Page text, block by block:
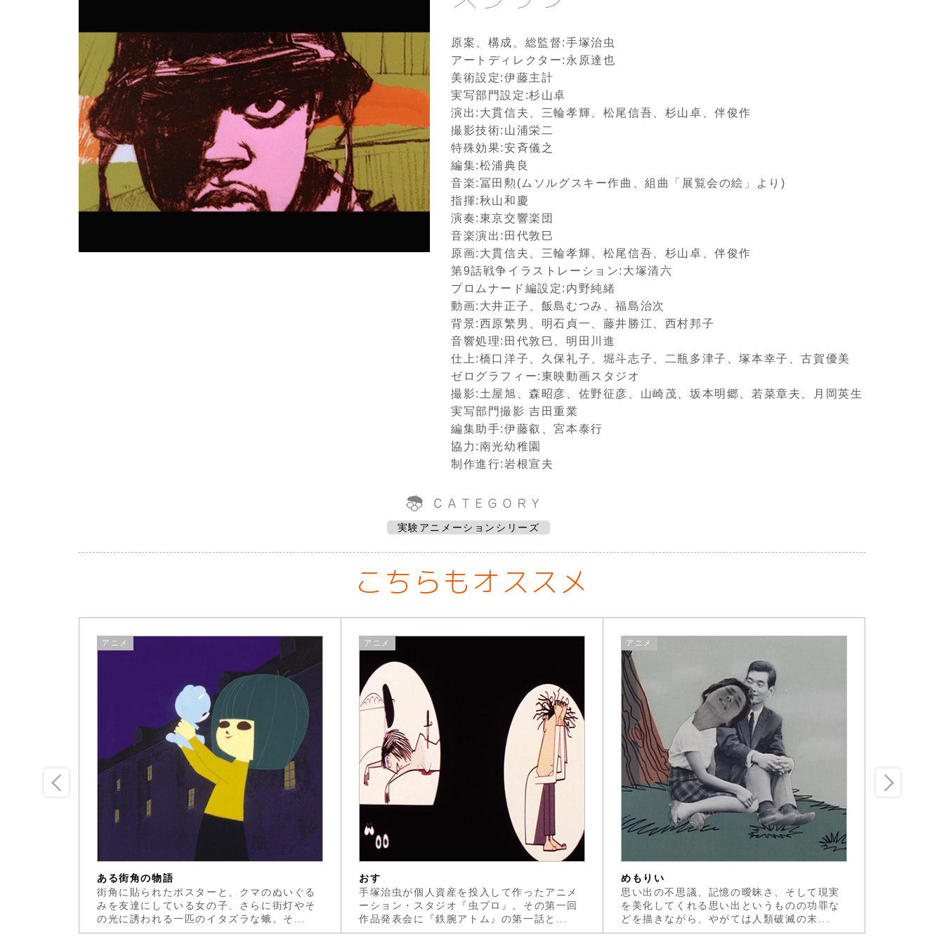
原案、構成、総監督:手塚治虫
アートディレクター:永原達也
美術設定:伊藤主計
実写部門設定:杉山卓
演出:大貫信夫、三輪孝輝、松尾信吾、杉山卓、伴俊作
撮影技術:山浦栄二
特殊効果:安斉儀之
編集:松浦典良
音楽:冨田勲(ムソルグスキー作曲、組曲「展覧会の絵」より)
指揮:秋山和慶
演奏:東京交響楽団
音楽演出:田代敦巳
原画:大貫信夫、三輪孝輝、松尾信吾、杉山卓、伴俊作
第9話戦争イラストレーション:大塚清六
プロムナード編設定:内野純緒
動画:大井正子、飯島むつみ、福島治次
背景:西原繁男、明石貞一、藤井勝江、西村邦子
音響処理:田代敦巳、明田川進
仕上:橋口洋子、久保礼子、堀斗志子、二瓶多津子、塚本幸子、古賀優美
ゼログラフィー:東映動画スタジオ
撮影:土屋旭、森昭彦、佐野征彦、山崎茂、坂本明郷、若菜章夫、月岡英生
実写部門撮影 吉田重業
編集助手:伊藤叡、宮本泰行
協力:南光幼稚園
制作進行:岩根宣夫
実験アニメーションシリーズ
こちらもオススメ
アニメ
ある街角の物語
街角に貼られたポスターと、クマのぬいぐる
みを友達にしている女の子、さらに街灯やそ
の光に誘われる一匹のイタズラな蛾。そ...
アニメ
おす
手塚治虫が個人資産を投入して作ったアニメ
ーション・スタジオ『虫プロ』。その第一回
作品発表会に『鉄腕アトム』の第一話と...
アニメ
めもりい
思い出の不思議、記憶の曖昧さ、そして現実
を美化してくれる思い出というものの功罪な
どを描きながら、やがては人類破滅の末...